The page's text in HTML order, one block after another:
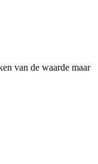
van de waarde maar